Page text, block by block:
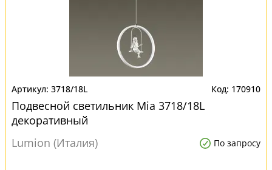
3718/18L 170910
Подвесной светильник Mia 3718/18L
декоративный
Lumion (Италия)
По запросу